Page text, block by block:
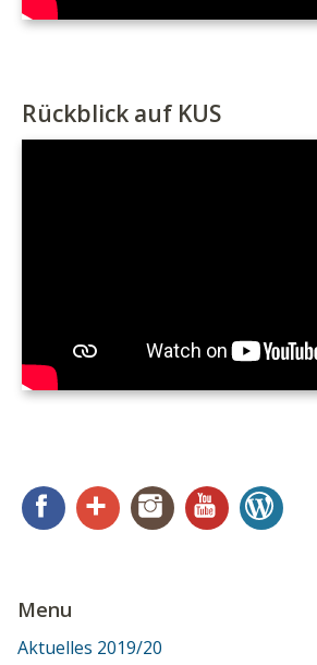
Rückblick auf KUS
FacebookGoogle+ InstagramYouTube
Menu
Aktuelles 2019/20